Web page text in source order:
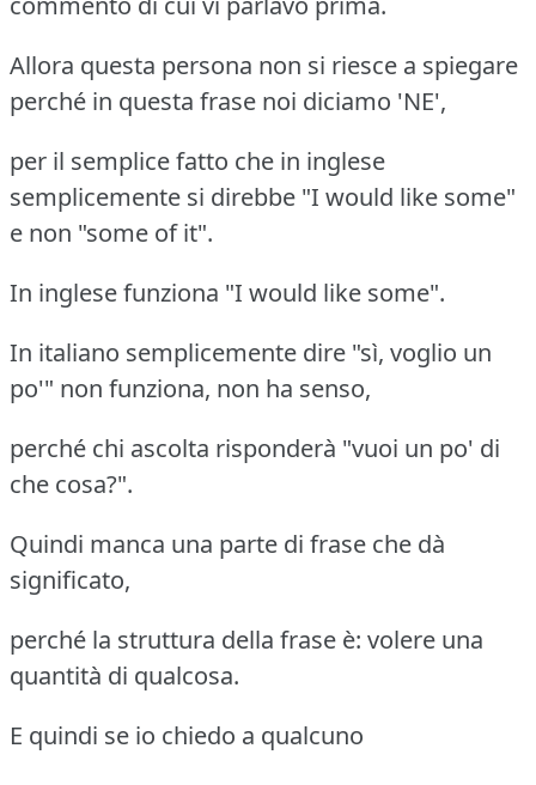
Allora questa persona non si riesce a spiegare
perché in questa frase noi diciamo 'NE',
per il semplice fatto che in inglese
semplicemente si direbbe "I would like some"
e non "some of it".
In inglese funziona "I would like some".
In italiano semplicemente dire "sì, voglio un
po'" non funziona, non ha senso,
perché chi ascolta risponderà "vuoi un po' di
che cosa?".
Quindi manca una parte di frase che dà
significato,
perché la struttura della frase è: volere una
quantità di qualcosa.
E quindi se io chiedo a qualcuno